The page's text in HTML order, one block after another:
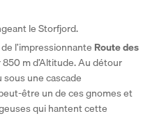
le Storfjord.
l’impressionnante Route des
m d’Altitude. Au détour
sous une cascade
être un de ces gnomes et
qui hantent cette